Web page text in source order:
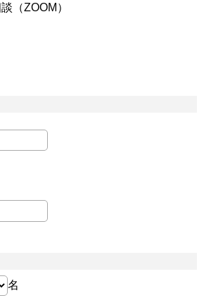
（ZOOM）
名